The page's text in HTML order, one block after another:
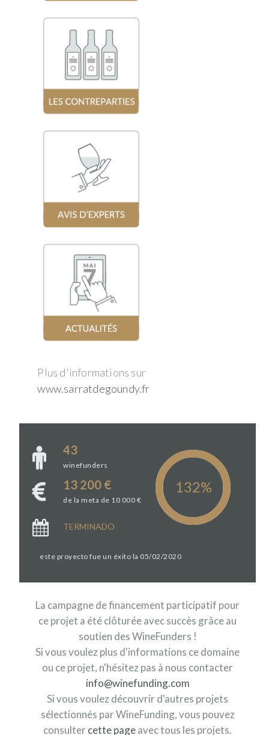
Plus d'informations sur
www.sarratdegoundy.fr
43
winefunders
13 200 €
de la meta de 10 000 €
TERMINADO
este proyecto fue un éxito la 05/02/2020
La campagne de financement participatif pour
ce projet a été clôturée avec succès grâce au
soutien des WineFunders !
Si vous voulez plus d'informations ce domaine
ou ce projet, n'hésitez pas à nous contacter
info@winefunding.com
Si vous voulez découvrir d'autres projets
sélectionnés par WineFunding, vous pouvez
consulter cette pageavec tous les projets.